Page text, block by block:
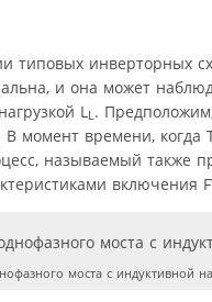
инверторных
и она может
L L.
В момент времени, когда
называемый также
включения
моста с индуктивной